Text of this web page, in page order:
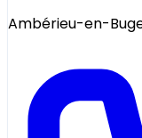
Ambérieu-en-